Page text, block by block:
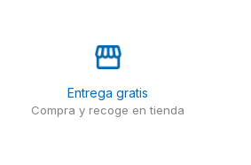
Entrega gratis
Compra y recoge en tienda